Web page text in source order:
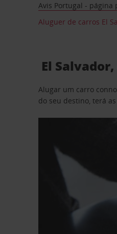
Avis Portugal - página
Aluguer de carros El
El
Alugar um carro
do seu destino, terá